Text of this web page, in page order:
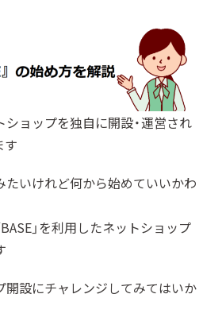
ョップを独自に開設・運営され
す
たいけれど何から始めていいかわ
」を利用したネットショップ
開設にチャレンジしてみてはいか